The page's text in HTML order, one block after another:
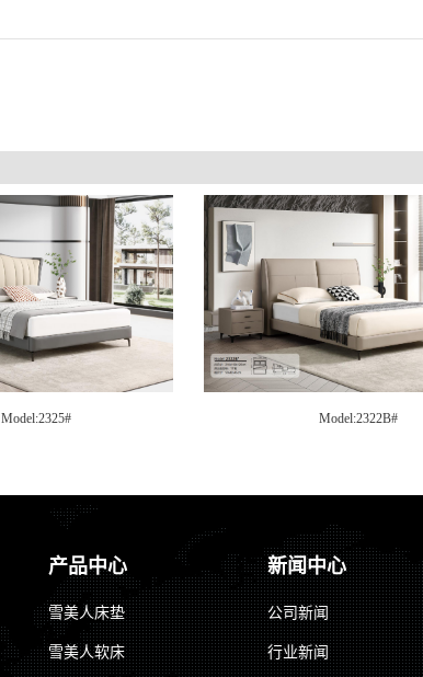
Model:2321# Model:2319B#
产品中心
雪美人床垫
雪美人软床
新闻中心
公司新闻
行业新闻